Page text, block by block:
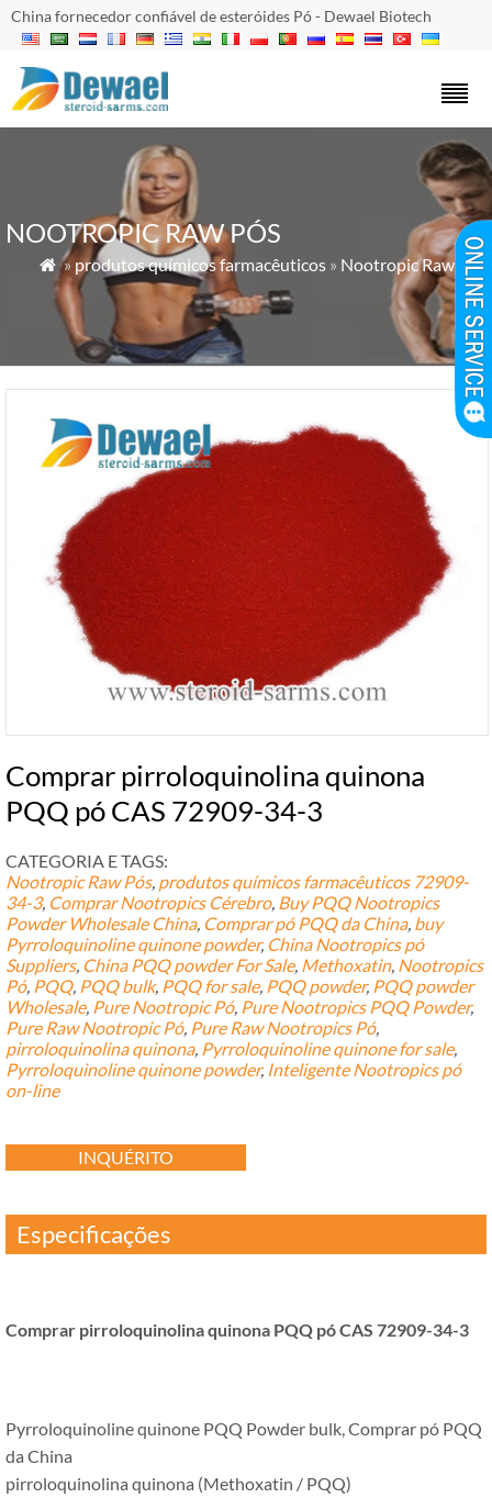
China fornecedor confiável de esteróides Pó - Dewael Biotech
NOOTROPIC RAW PÓS
 » produtos químicos farmacêuticos » Nootropic Raw Pós
Comprar pirroloquinolina quinona
PQQ pó CAS 72909-34-3
CATEGORIA E TAGS:
Nootropic Raw Pós, produtos químicos farmacêuticos 72909-
34-3, Comprar Nootropics Cérebro, Buy PQQ Nootropics
Powder Wholesale China, Comprar pó PQQ da China, buy
Pyrroloquinoline quinone powder, China Nootropics pó
Suppliers, China PQQ powder For Sale, Methoxatin, Nootropics
Pó, PQQ, PQQ bulk, PQQ for sale, PQQ powder, PQQ powder
Wholesale, Pure Nootropic Pó, Pure Nootropics PQQ Powder,
Pure Raw Nootropic Pó, Pure Raw Nootropics Pó,
pirroloquinolina quinona, Pyrroloquinoline quinone for sale,
Pyrroloquinoline quinone powder, Inteligente Nootropics pó
on-line
INQUÉRITO
Especificações
Comprar pirroloquinolina quinona PQQ pó CAS 72909-34-3
Pyrroloquinoline quinone PQQ Powder bulk, Comprar pó PQQ
da China
pirroloquinolina quinona (Methoxatin / PQQ)